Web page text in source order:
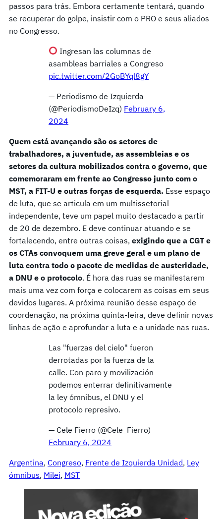
passos para trás. Embora certamente tentará, quando
se recuperar do golpe, insistir com o PRO e seus aliados
no Congresso.
Ingresan las columnas de
asambleas barriales a Congreso
pic.twitter.com/2GoBYql8gY
— Periodismo de Izquierda
(@PeriodismoDeIzq) February 6,
2024
Quem está avançando são os setores de
trabalhadores, a juventude, as assembleias e os
setores da cultura mobilizados contra o governo, que
comemoraram em frente ao Congresso junto com o
MST, a FIT-U e outras forças de esquerda. Esse espaço
de luta, que se articula em um multissetorial
independente, teve um papel muito destacado a partir
de 20 de dezembro. E deve continuar atuando e se
fortalecendo, entre outras coisas, exigindo que a CGT e
os CTAs convoquem uma greve geral e um plano de
luta contra todo o pacote de medidas de austeridade,
a DNU e o protocolo. É hora das ruas se manifestarem
mais uma vez com força e colocarem as coisas em seus
devidos lugares. A próxima reunião desse espaço de
coordenação, na próxima quinta-feira, deve definir novas
linhas de ação e aprofundar a luta e a unidade nas ruas.
Las "fuerzas del cielo" fueron
derrotadas por la fuerza de la
calle. Con paro y movilización
podemos enterrar definitivamente
la ley ómnibus, el DNU y el
protocolo represivo.
— Cele Fierro (@Cele_Fierro)
February 6, 2024
Argentina, Congreso, Frente de Izquierda Unidad, Ley
ómnibus, Milei, MST